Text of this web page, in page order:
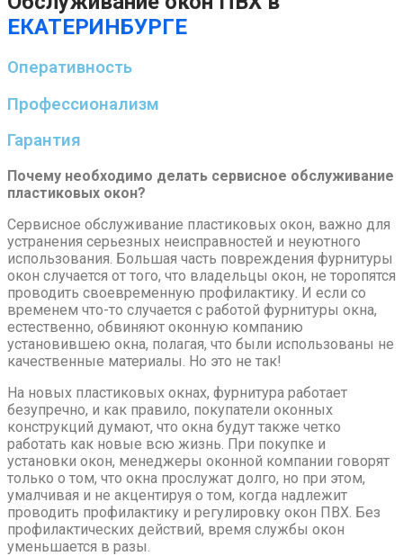
ЕКАТЕРИНБУРГЕ
Оперативность
Профессионализм
Гарантия
Почему необходимо делать сервисное обслуживание
пластиковых окон?
Сервисное обслуживание пластиковых окон, важно для
устранения серьезных неисправностей и неуютного
использования. Большая часть повреждения фурнитуры
окон случается от того, что владельцы окон, не торопятся
проводить своевременную профилактику. И если со
временем что-то случается с работой фурнитуры окна,
естественно, обвиняют оконную компанию
установившею окна, полагая, что были использованы не
качественные материалы. Но это не так!
На новых пластиковых окнах, фурнитура работает
безупречно, и как правило, покупатели оконных
конструкций думают, что окна будут также четко
работать как новые всю жизнь. При покупке и
установки окон, менеджеры оконной компании говорят
только о том, что окна прослужат долго, но при этом,
умалчивая и не акцентируя о том, когда надлежит
проводить профилактику и регулировку окон ПВХ. Без
профилактических действий, время службы окон
уменьшается в разы.